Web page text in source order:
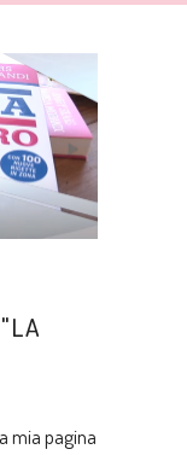
mia pagina